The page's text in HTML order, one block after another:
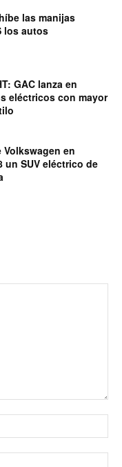
las manijas
los autos
GAC lanza en
eléctricos con mayor
en
un SUV eléctrico de